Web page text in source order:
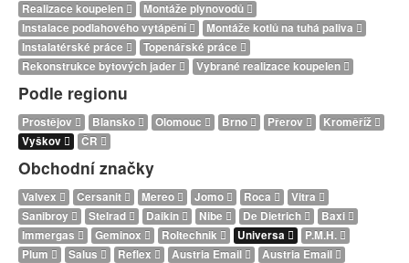
Realizace koupelen
Montáže plynovodů
Instalace podlahového vytápění
Montáže kotlů na tuhá paliva
Instalatérské práce
Topenářské práce
Rekonstrukce bytových jader
Vybrané realizace koupelen
Podle regionu
Prostějov Blansko Olomouc Brno Přerov
Kroměříž
Vyškov
ČR
Obchodní značky
Valvex Cersanit Mereo Jomo Roca
Vitra
Sanibroy
Stelrad Daikin Nibe De Dietrich
Baxi
Immergas
Geminox Roltechnik Universa
P.M.H.
Plum
Salus Reflex Austria Email
Austria Email